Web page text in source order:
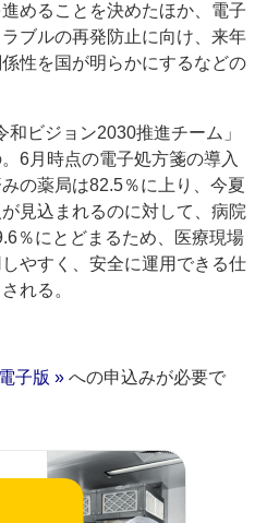
めることを決めたほか、電子
ブルの再発防止に向け、来年
性を国が明らかにするなどの
ビジョン2030推進チーム」
6月時点の電子処方箋の導入
の薬局は82.5％に上り、今夏
見込まれるのに対して、病院
％にとどまるため、医療現場
やすく、安全に運用できる仕
れる。
子版 » への申込みが必要で